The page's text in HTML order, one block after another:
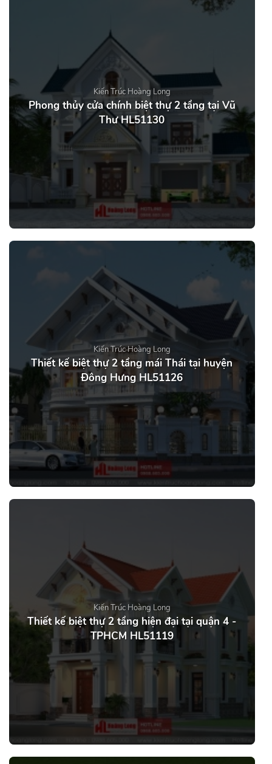
Kiến Trúc Hoàng Long
Phong thủy cửa chính biệt thự 2 tầng tại Vũ
Thư HL51130
Kiến Trúc Hoàng Long
Thiết kế biệt thự 2 tầng mái Thái tại huyện
Đông Hưng HL51126
Kiến Trúc Hoàng Long
Thiết kế biệt thự 2 tầng hiện đại tại quận 4 -
TPHCM HL51119